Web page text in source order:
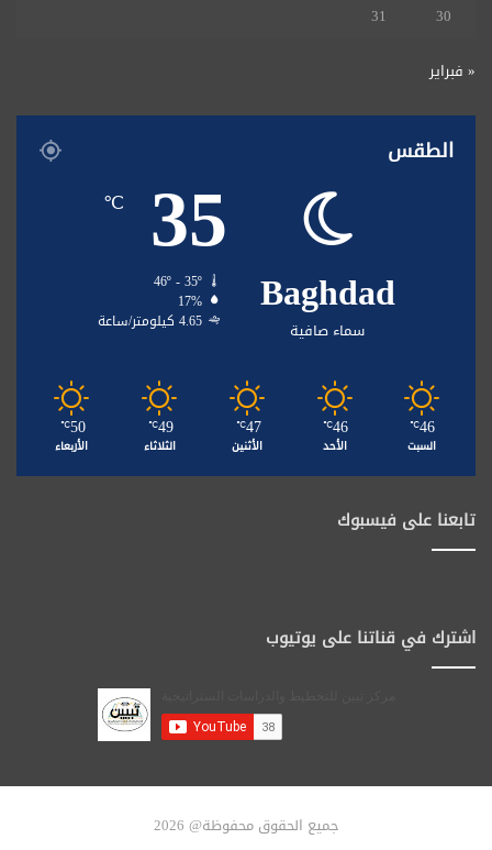
30
31
« فبراير
الطقس
Baghdad
سماء صافية
35
℃
46º - 35º
17%
4.65 كيلومتر/ساعة
46
℃
السبت
46
℃
الأحد
47
℃
الأثنين
49
℃
الثلاثاء
50
℃
الأربعاء
تابعنا على فيسبوك
اشترك في قناتنا على يوتيوب
جميع الحقوق محفوظة@ 2026